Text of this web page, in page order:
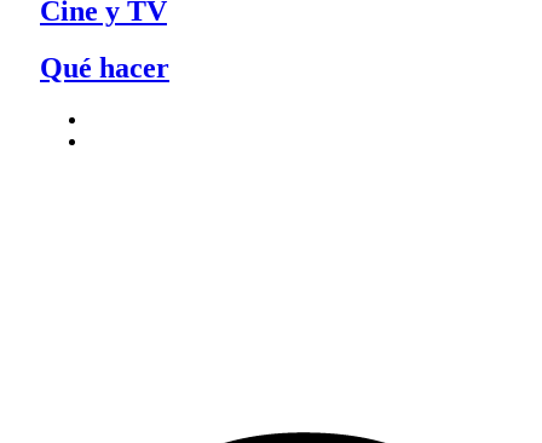
Cine y TV
Qué hacer